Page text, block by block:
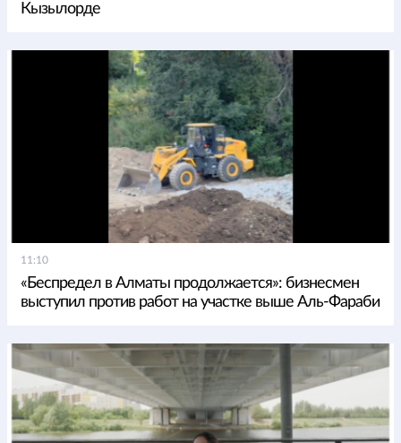
Кызылорде
11:10
«Беспредел в Алматы продолжается»: бизнесмен
выступил против работ на участке выше Аль-Фараби